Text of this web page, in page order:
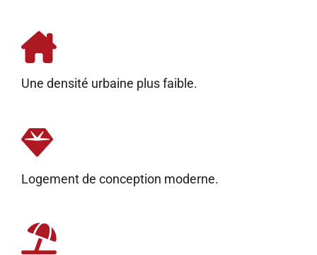
Une densité urbaine plus faible.
Logement de conception moderne.